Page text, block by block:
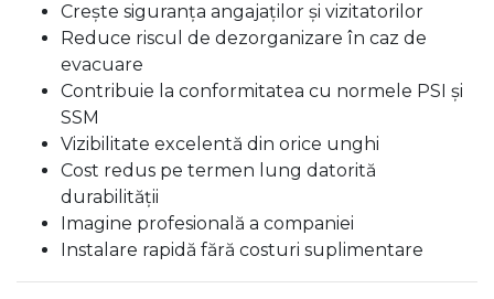
Crește siguranța angajaților și vizitatorilor
Reduce riscul de dezorganizare în caz de
evacuare
Contribuie la conformitatea cu normele PSI și
SSM
Vizibilitate excelentă din orice unghi
Cost redus pe termen lung datorită
durabilității
Imagine profesională a companiei
Instalare rapidă fără costuri suplimentare